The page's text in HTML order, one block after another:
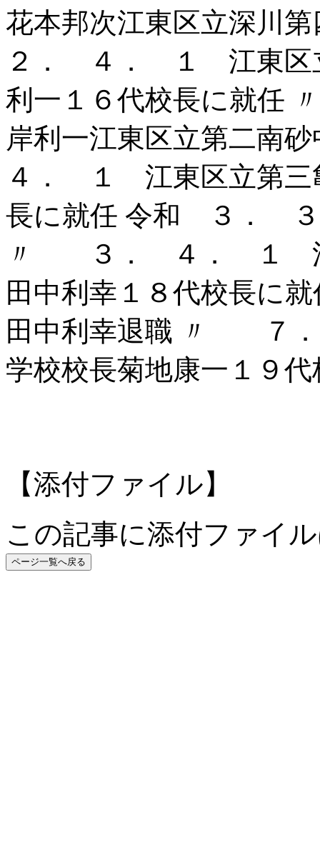
花本邦次江東区立深川
２． ４． １ 江東区
利一１６代校長に就
岸利一江東区立第二
４． １ 江東区立第三
長に就任 令和 ３．
〃 ３． ４． １ 江
田中利幸１８代校長
田中利幸退職 〃 ７
学校校長菊地康一１９
【添付ファイル】
この記事に添付ファイ